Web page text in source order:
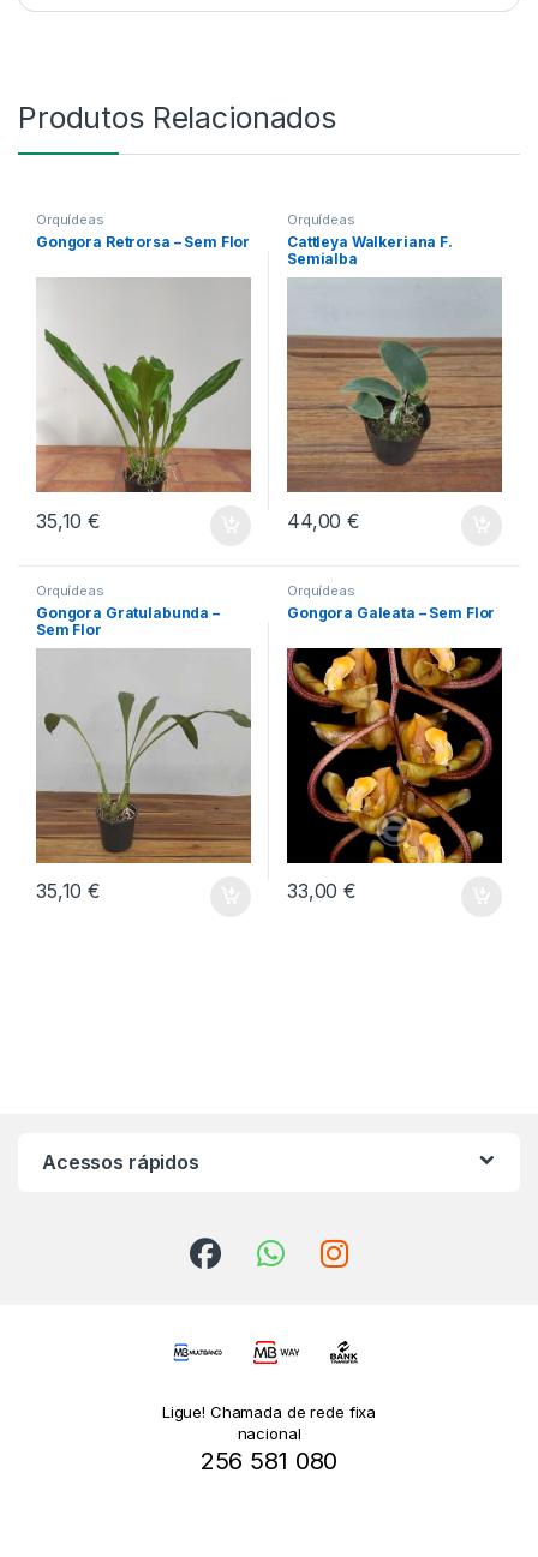
Produtos Relacionados
Orquídeas
Gongora Retrorsa – Sem Flor
35,10€
Orquídeas
Cattleya Walkeriana F.
Semialba
44,00€
Orquídeas
Gongora Gratulabunda –
Sem Flor
35,10€
Orquídeas
Gongora Galeata – Sem Flor
33,00€
Acessos rápidos
Ligue! Chamada de rede fixa
nacional
256 581 080